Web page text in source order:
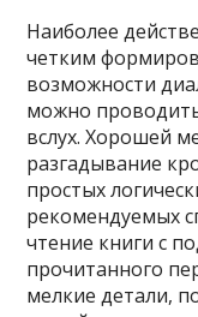
Наиболее
четким
возможности
можно
вслух. Хорошей
разгадывание
простых
рекомендуемых
чтение книги с
прочитанного
мелкие детали,